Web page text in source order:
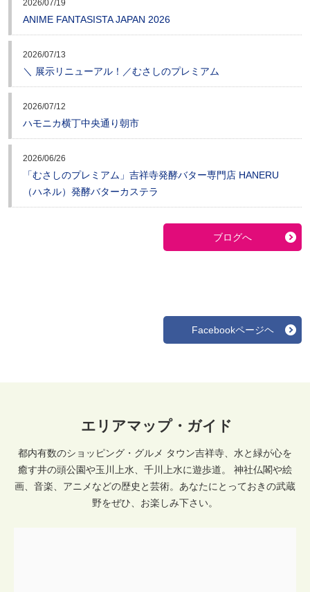
2026/07/19
ANIME FANTASISTA JAPAN 2026
2026/07/13
＼ 展示リニューアル！／むさしのプレミアム
2026/07/12
ハモニカ横丁中央通り朝市
2026/06/26
「むさしのプレミアム」吉祥寺発酵バター専門店 HANERU
（ハネル）発酵バターカステラ
ブログへ
Facebookページヘ
エリアマップ・ガイド
都内有数のショッピング・グルメ タウン吉祥寺、水と緑が心を
癒す井の頭公園や玉川上水、千川上水に遊歩道。 神社仏閣や絵
画、音楽、アニメなどの歴史と芸術。あなたにとっておきの武蔵
野をぜひ、お楽しみ下さい。